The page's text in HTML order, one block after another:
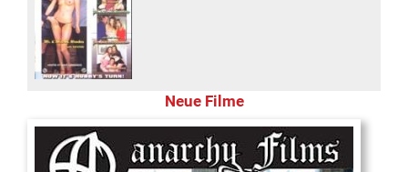
Neue Filme